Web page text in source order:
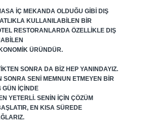
IÇ MEKANDA OLDUĞU GIBI DIŞ
KULLANILABILEN BIR
RESTORANLARDA ÖZELLIKLE DIŞ
ÜRÜNDÜR.
SONRA DA BIZ HEP YANINDAYIZ.
SONRA SENI MEMNUN ETMEYEN BIR
GÜN IÇINDE
YETERLI. SENIN IÇIN ÇÖZÜM
EN KISA SÜREDE